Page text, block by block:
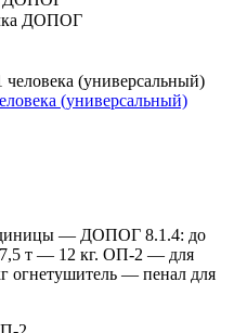
ДОПОГ
(универсальный)
— ДОПОГ 8.1.4: до
7,5 т — 12 кг. ОП-2 — для
огнетушитель — пенал для